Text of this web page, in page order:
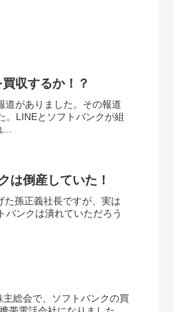
収するか！？
道がありました。その報道
。LINEとソフトバンクが組
は倒産していた！
た孫正義社長ですが、実は
バンクは潰れていただろう
総会で、ソフトバンクの買